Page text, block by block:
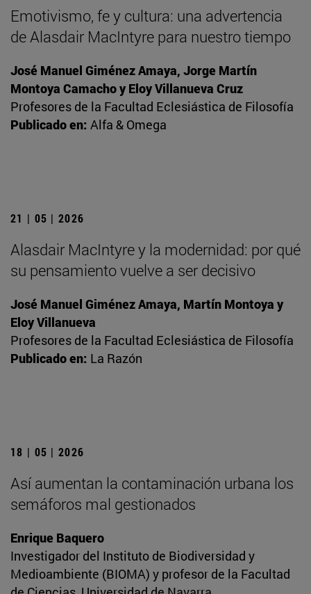
Emotivismo, fe y cultura: una advertencia
de Alasdair MacIntyre para nuestro tiempo
José Manuel Giménez Amaya, Jorge Martín
Montoya Camacho y Eloy Villanueva Cruz
Profesores de la Facultad Eclesiástica de Filosofía
Publicado en: Alfa & Omega
21 | 05 | 2026
Alasdair MacIntyre y la modernidad: por qué
su pensamiento vuelve a ser decisivo
José Manuel Giménez Amaya, Martín Montoya y
Eloy Villanueva
Profesores de la Facultad Eclesiástica de Filosofía
Publicado en: La Razón
18 | 05 | 2026
Así aumentan la contaminación urbana los
semáforos mal gestionados
Enrique Baquero
Investigador del Instituto de Biodiversidad y
Medioambiente (BIOMA) y profesor de la Facultad